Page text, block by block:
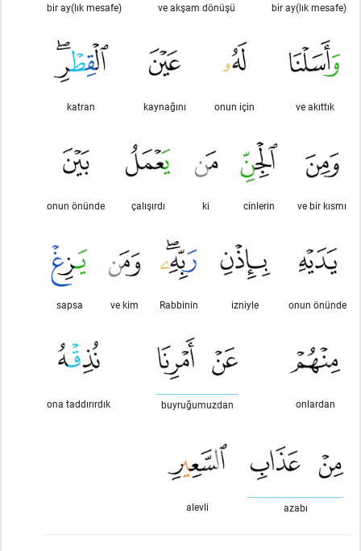
bir ay(lık mesafe)
ve akşam dönüşü
bir ay(lık mesafe)
ve akıttık
onun için
kaynağını
katran
ve bir kısmı
cinlerin
ki
çalışırdı
onun önünde
onun önünde
izniyle
Rabbinin
ve kim
sapsa
onlardan
buyruğumuzdan
ona taddırırdık
azabı
alevli